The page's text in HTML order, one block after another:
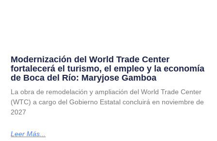
Modernización del World Trade Center
fortalecerá el turismo, el empleo y la economía
de Boca del Río: Maryjose Gamboa
La obra de remodelación y ampliación del World Trade Center
(WTC) a cargo del Gobierno Estatal concluirá en noviembre de
2027
Leer Más...